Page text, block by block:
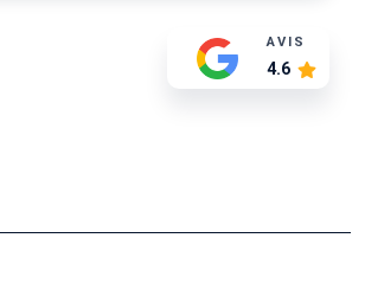
AVIS
4.6